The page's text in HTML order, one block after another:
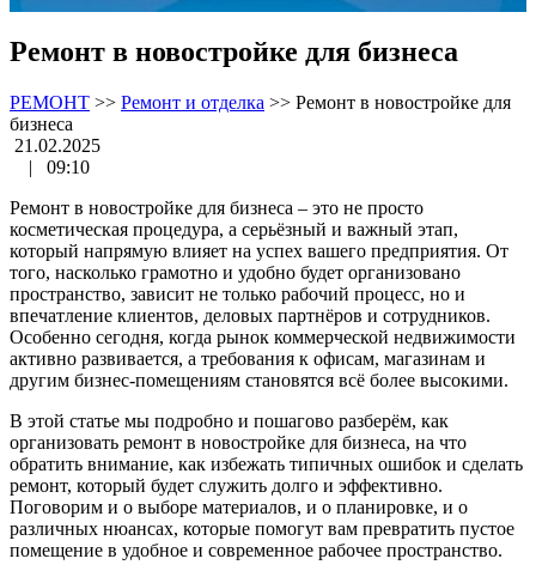
Ремонт в новостройке для бизнеса
РЕМОНТ >> Ремонт и отделка >> Ремонт в новостройке для
бизнеса
21.02.2025
|
09:10
Ремонт в новостройке для бизнеса – это не просто
косметическая процедура, а серьёзный и важный этап,
который напрямую влияет на успех вашего предприятия. От
того, насколько грамотно и удобно будет организовано
пространство, зависит не только рабочий процесс, но и
впечатление клиентов, деловых партнёров и сотрудников.
Особенно сегодня, когда рынок коммерческой недвижимости
активно развивается, а требования к офисам, магазинам и
другим бизнес-помещениям становятся всё более высокими.
В этой статье мы подробно и пошагово разберём, как
организовать ремонт в новостройке для бизнеса, на что
обратить внимание, как избежать типичных ошибок и сделать
ремонт, который будет служить долго и эффективно.
Поговорим и о выборе материалов, и о планировке, и о
различных нюансах, которые помогут вам превратить пустое
помещение в удобное и современное рабочее пространство.